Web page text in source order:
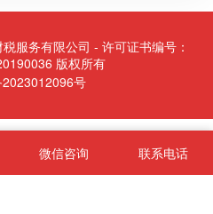
服务有限公司 - 许可证书编号：
版权所有
号
微信咨询 联系电话